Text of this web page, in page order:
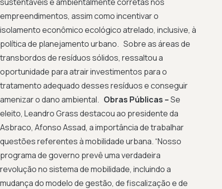
empreendimentos, assim como incentivar o
isolamento econômico ecológico atrelado, inclusive, à
política de planejamento urbano. Sobre as áreas de
transbordos de resíduos sólidos, ressaltou a
oportunidade para atrair investimentos para o
tratamento adequado desses resíduos e conseguir
amenizar o dano ambiental. Obras Públicas –Se
eleito, Leandro Grass destacou ao presidente da
Asbraco, Afonso Assad, a importância de trabalhar
questões referentes à mobilidade urbana. “Nosso
programa de governo prevê uma verdadeira
revolução no sistema de mobilidade, incluindo a
mudança do modelo de gestão, de fiscalização e de